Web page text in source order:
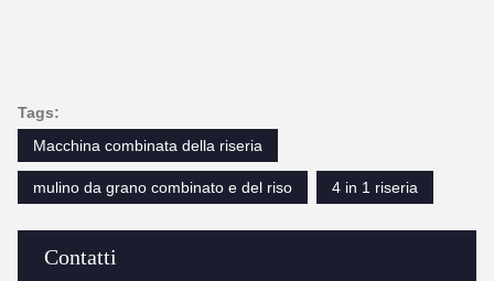
Contatti
Tags:
Macchina combinata della riseria
mulino da grano combinato e del riso 4 in 1 riseria